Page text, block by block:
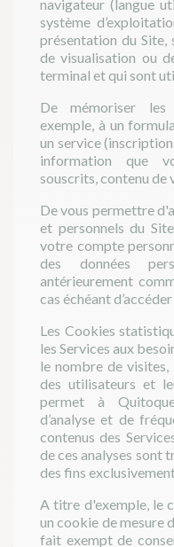
navigateur (langue
système
présentation du Site,
de visualisation ou
terminal et qui sont
De mémoriser les
exemple, à un
un service
information que
souscrits, contenu de
De vous permettre
et personnels du
votre compte
des données
antérieurement
cas échéant
Les Cookies
les Services aux
le nombre de visites,
des utilisateurs et
permet à
d’analyse et de
contenus des
de ces analyses sont
des fins
A titre d'exemple, le
un cookie de mesure
fait exempt de